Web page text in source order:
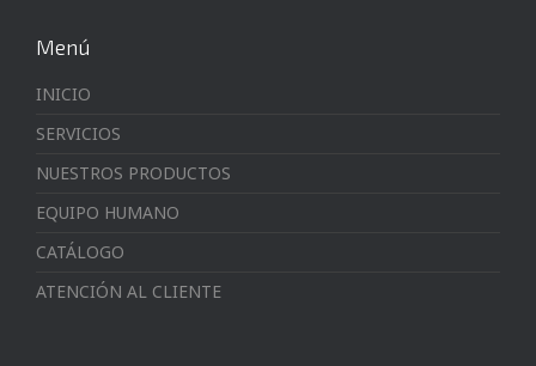
Menú
INICIO
SERVICIOS
NUESTROS PRODUCTOS
EQUIPO HUMANO
CATÁLOGO
ATENCIÓN AL CLIENTE